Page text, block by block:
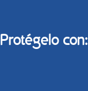
Protégelo con: